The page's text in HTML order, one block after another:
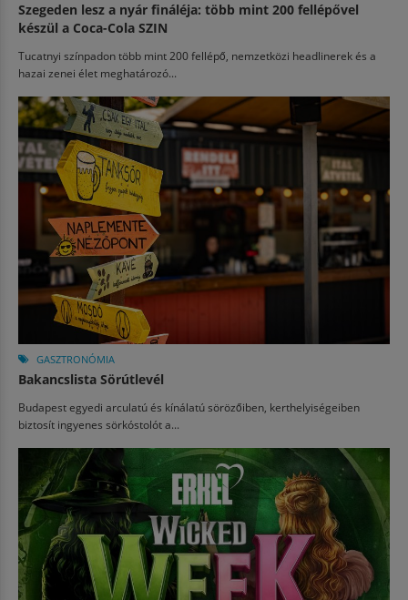
Szegeden lesz a nyár fináléja: több mint 200 fellépővel
készül a Coca-Cola SZIN
Tucatnyi színpadon több mint 200 fellépő, nemzetközi headlinerek és a
hazai zenei élet meghatározó...
GASZTRONÓMIA
Bakancslista Sörútlevél
Budapest egyedi arculatú és kínálatú sörözőiben, kerthelyiségeiben
biztosít ingyenes sörkóstolót a...